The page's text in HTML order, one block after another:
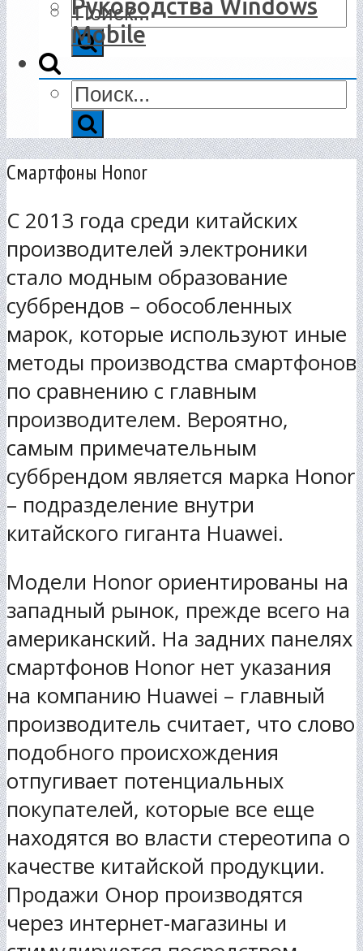
Руководства Windows
Mobile
Смартфоны Honor
С 2013 года среди китайских
производителей электроники
стало модным образование
суббрендов – обособленных
марок, которые используют иные
методы производства смартфонов
по сравнению с главным
производителем. Вероятно,
самым примечательным
суббрендом является марка Honor
– подразделение внутри
китайского гиганта Huawei.
Модели Honor ориентированы на
западный рынок, прежде всего на
американский. На задних панелях
смартфонов Honor нет указания
на компанию Huawei – главный
производитель считает, что слово
подобного происхождения
отпугивает потенциальных
покупателей, которые все еще
находятся во власти стереотипа о
качестве китайской продукции.
Продажи Онор производятся
через интернет-магазины и